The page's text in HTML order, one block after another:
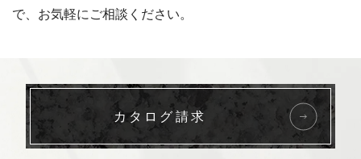
で、お気軽にご相談ください。
カタログ請求